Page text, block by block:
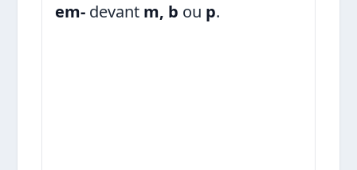
em- devant m, b ou p.